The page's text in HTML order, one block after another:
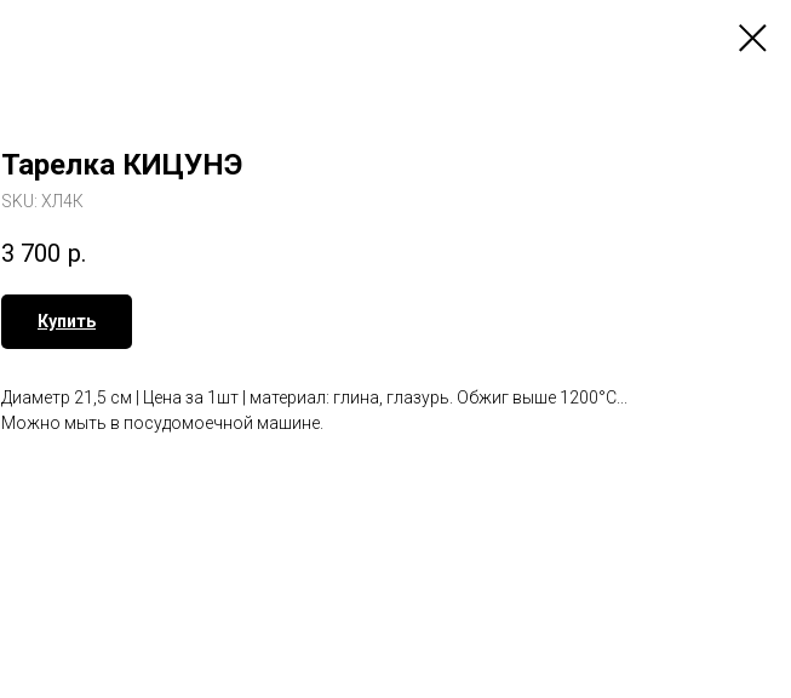
Тарелка КИЦУНЭ
SKU: ХЛ4К
3 700 р.
Купить
Диаметр 21,5 см | Цена за 1шт | материал: глина, глазурь. Обжиг выше 1200°С...
Можно мыть в посудомоечной машине.